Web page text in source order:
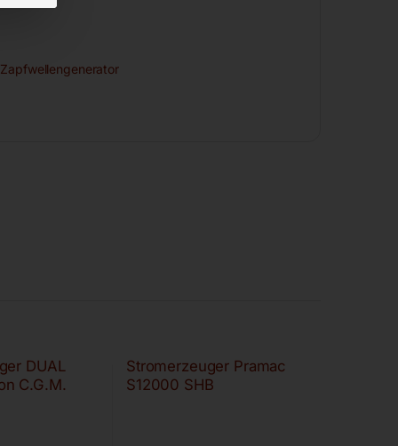
Zapfwellengenerator
DUAL
C.G.M.
Stromerzeuger Pramac
S12000 SHB